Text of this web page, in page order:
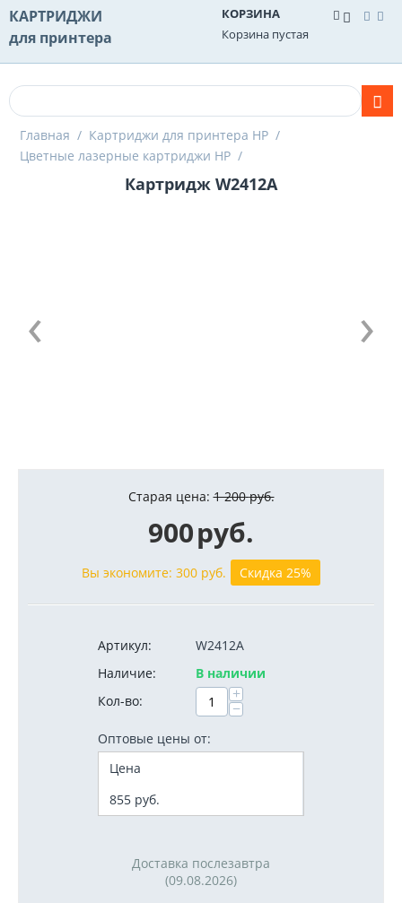
КАРТРИДЖИ
для принтера
КОРЗИНА
Корзина пустая
Главная / Картриджи для принтера HP /
Цветные лазерные картриджи HP /
Картридж W2412A
Старая цена: 1 200 руб.
900руб.
Вы экономите: 300 руб. Скидка 25%
Артикул:
W2412A
Наличие:
В наличии
Кол-во:
+
−
Оптовые цены от:
Цена
855 руб.
Доставка послезавтра
(09.08.2026)